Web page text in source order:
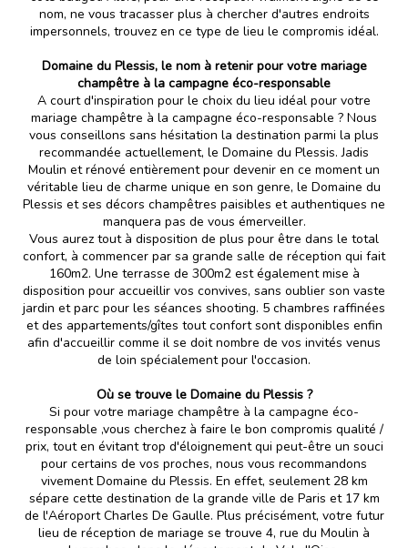
nom, ne vous tracasser plus à chercher d'autres endroits
impersonnels, trouvez en ce type de lieu le compromis idéal.
Domaine du Plessis, le nom à retenir pour votre mariage
champêtre à la campagne éco-responsable
A court d'inspiration pour le choix du lieu idéal pour votre
mariage champêtre à la campagne éco-responsable ? Nous
vous conseillons sans hésitation la destination parmi la plus
recommandée actuellement, le Domaine du Plessis. Jadis
Moulin et rénové entièrement pour devenir en ce moment un
véritable lieu de charme unique en son genre, le Domaine du
Plessis et ses décors champêtres paisibles et authentiques ne
manquera pas de vous émerveiller.
Vous aurez tout à disposition de plus pour être dans le total
confort, à commencer par sa grande salle de réception qui fait
160m2. Une terrasse de 300m2 est également mise à
disposition pour accueillir vos convives, sans oublier son vaste
jardin et parc pour les séances shooting. 5 chambres raffinées
et des appartements/gîtes tout confort sont disponibles enfin
afin d'accueillir comme il se doit nombre de vos invités venus
de loin spécialement pour l'occasion.
Où se trouve le Domaine du Plessis ?
Si pour votre mariage champêtre à la campagne éco-
responsable ,vous cherchez à faire le bon compromis qualité /
prix, tout en évitant trop d'éloignement qui peut-être un souci
pour certains de vos proches, nous vous recommandons
vivement Domaine du Plessis. En effet, seulement 28 km
sépare cette destination de la grande ville de Paris et 17 km
de l'Aéroport Charles De Gaulle. Plus précisément, votre futur
lieu de réception de mariage se trouve 4, rue du Moulin à